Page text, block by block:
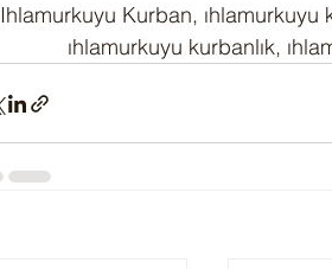
Ihlamurkuyu Kurban, ıhlamurkuyu
ıhlamurkuyu kurbanlık,